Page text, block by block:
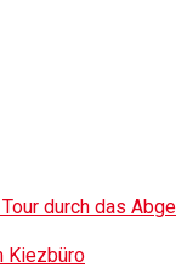
durch das
Kiezbüro